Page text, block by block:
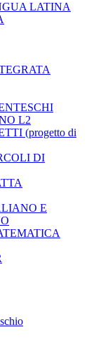
LATINA
L2
(progetto di
DI
E